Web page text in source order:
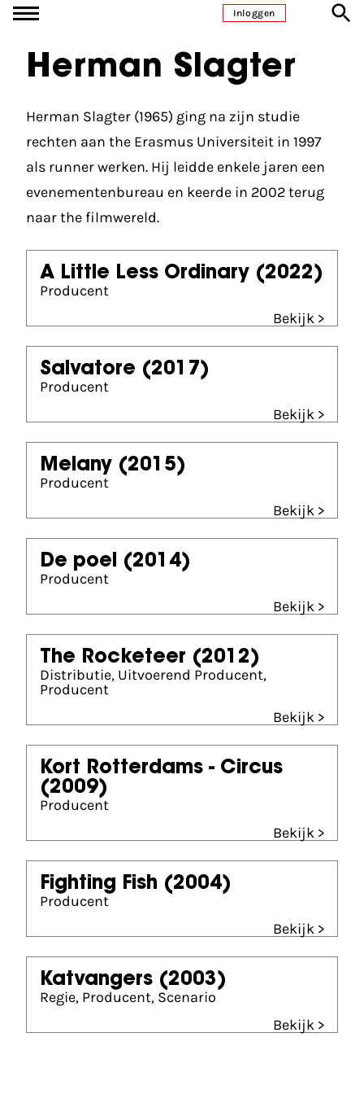
Ga naar inhoudInloggen
Herman Slagter
Herman Slagter (1965) ging na zijn studie
rechten aan the Erasmus Universiteit in 1997
als runner werken. Hij leidde enkele jaren een
evenementenbureau en keerde in 2002 terug
naar the filmwereld.
A Little Less Ordinary (2022)
Producent
Bekijk >
Salvatore (2017)
Producent
Bekijk >
Melany (2015)
Producent
Bekijk >
De poel (2014)
Producent
Bekijk >
The Rocketeer (2012)
Distributie, Uitvoerend Producent,
Producent
Bekijk >
Kort Rotterdams - Circus
(2009)
Producent
Bekijk >
Fighting Fish (2004)
Producent
Bekijk >
Katvangers (2003)
Regie, Producent, Scenario
Bekijk >